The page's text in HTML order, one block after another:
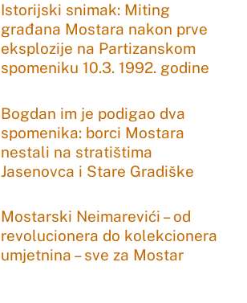
Istorijski snimak: Miting
građana Mostara nakon prve
eksplozije na Partizanskom
spomeniku 10.3. 1992. godine
Bogdan im je podigao dva
spomenika: borci Mostara
nestali na stratištima
Jasenovca i Stare Gradiške
Mostarski Neimarevići – od
revolucionera do kolekcionera
umjetnina – sve za Mostar